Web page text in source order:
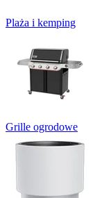
Plaża i kemping
Grille ogrodowe